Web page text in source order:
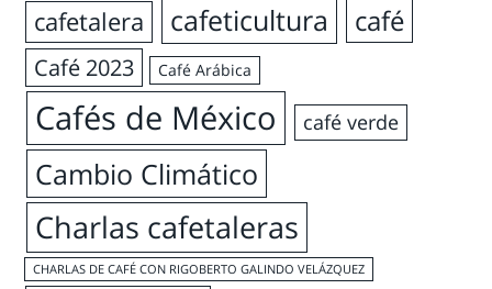
cafetalera cafeticultura café
Café 2023 Café Arábica
Cafés de México café verde
Cambio Climático
Charlas cafetaleras
CHARLAS DE CAFÉ CON RIGOBERTO GALINDO VELÁZQUEZ